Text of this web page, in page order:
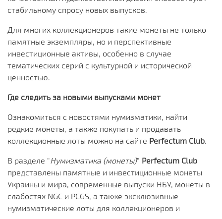
стабильному спросу новых выпусков.
Для многих коллекционеров такие монеты не только
памятные экземпляры, но и перспективные
инвестиционные активы, особенно в случае
тематических серий с культурной и исторической
ценностью.
Где следить за новыми выпусками монет
Ознакомиться с новостями нумизматики, найти
редкие монеты, а также покупать и продавать
коллекционные лоты можно на сайте Perfectum Club.
В разделе "Нумизматика (монеты)" Perfectum Club
представлены памятные и инвестиционные монеты
Украины и мира, современные выпуски НБУ, монеты в
слабостях NGC и PCGS, а также эксклюзивные
нумизматические лоты для коллекционеров и